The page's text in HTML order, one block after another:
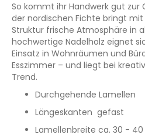
So kommt ihr Handwerk gut zur
der nordischen Fichte bringt
Struktur frische Atmosphäre in
hochwertige Nadelholz eignet
Einsatz in Wohnräumen und
Esszimmer – und liegt bei
Trend.
Durchgehende Lamellen
Längeskanten gefast
Lamellenbreite ca. 30 -